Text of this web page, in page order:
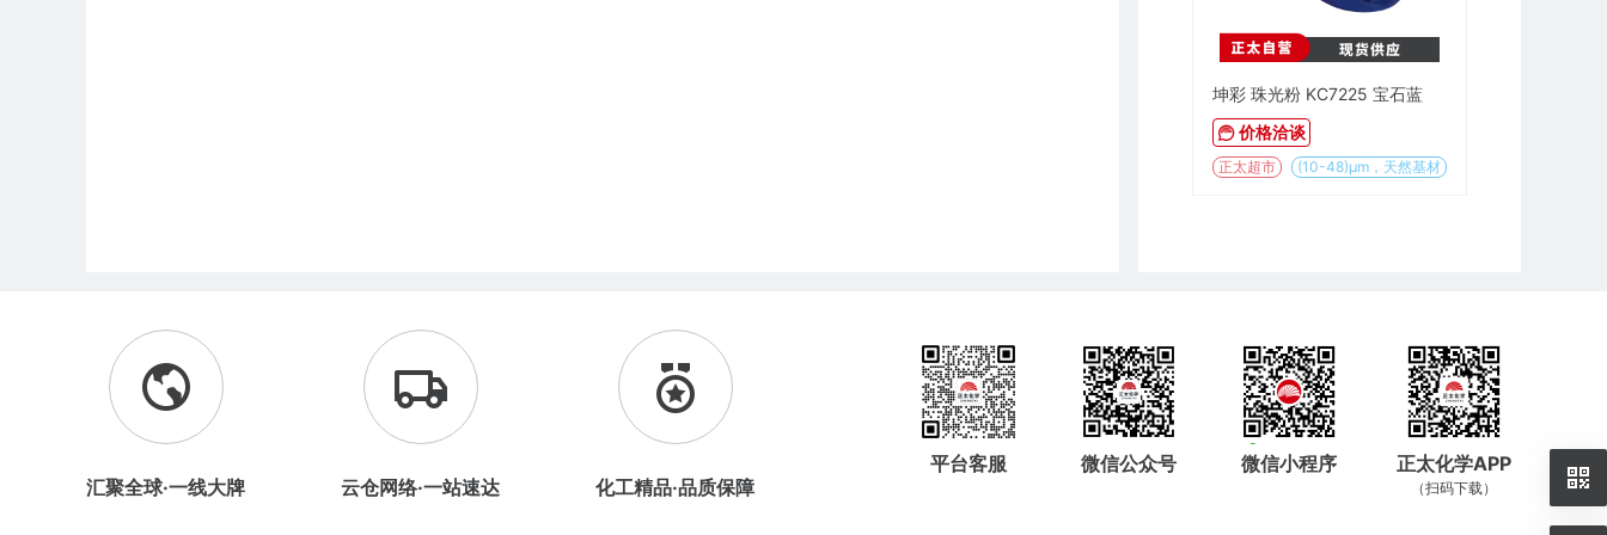
坤彩 珠光粉 KC7225 宝石蓝
价格洽谈
正太超市 (10-48)µm，天然基材
汇聚全球·一线大牌 云仓网络·一站速达 化工精品·品质保障
平台客服 微信公众号 微信小程序 正太化学APP
（扫码下载）